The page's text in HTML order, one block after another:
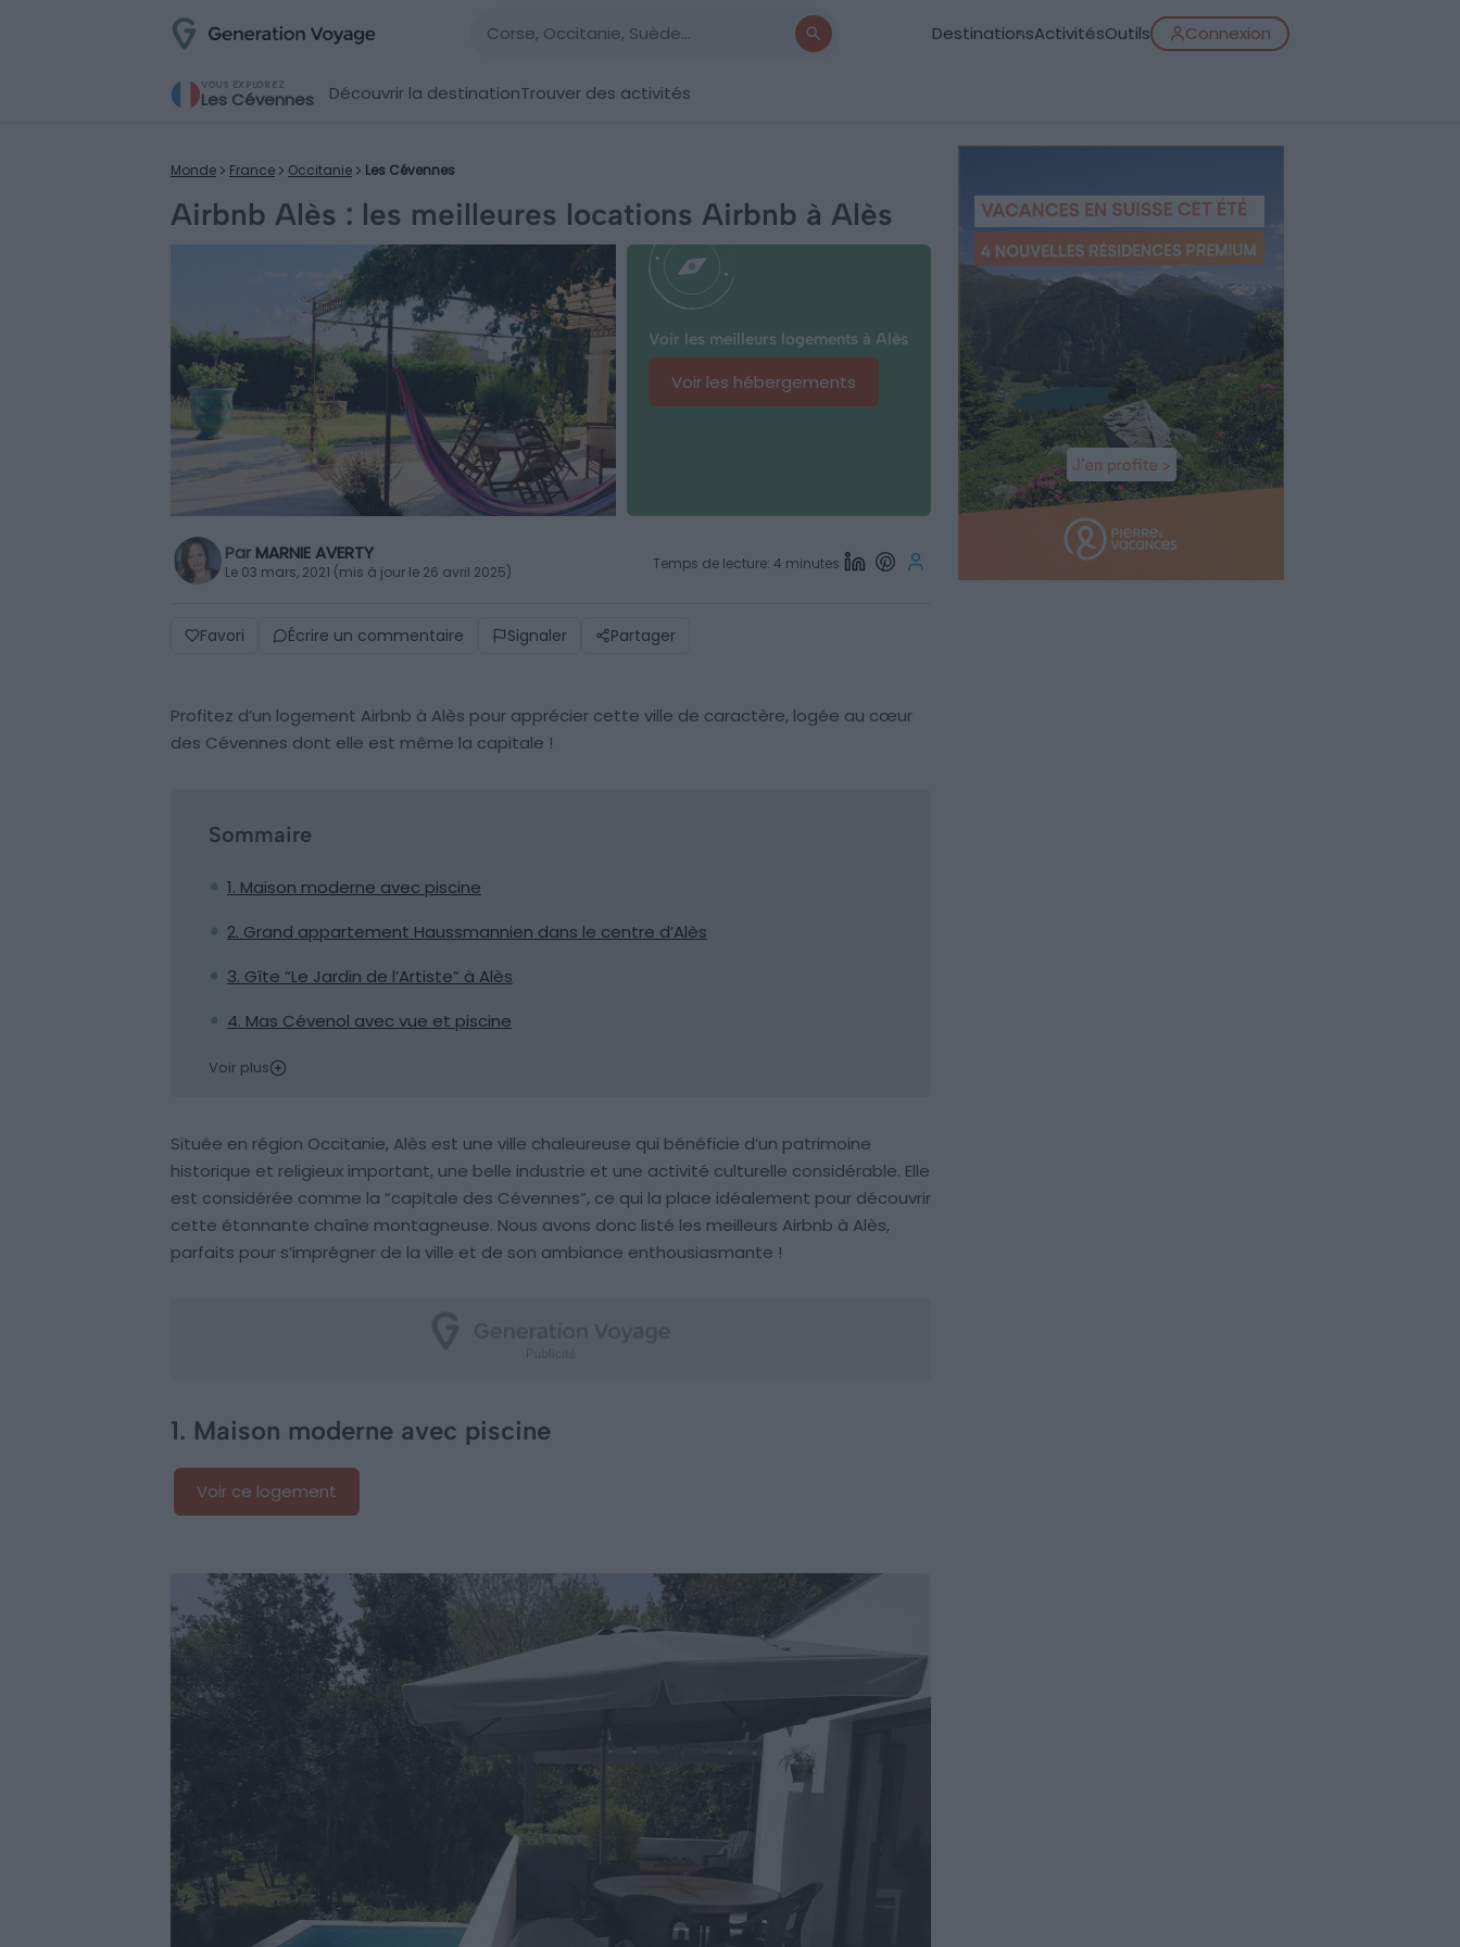
DestinationsActivitésOutils Connexion
VOUS EXPLOREZ
Les Cévennes Découvrir la destinationTrouver des activités
Monde France Occitanie Les Cévennes
Airbnb Alès : les meilleures locations Airbnb à Alès
Voir les meilleurs logements à Alès
Voir les hébergements
Par MARNIE AVERTY
Le 03 mars, 2021 (mis à jour le 26 avril 2025) Temps de lecture: 4 minutes
Favori Écrire un commentaire Signaler Partager
Profitez d’un logement Airbnb à Alès pour apprécier cette ville de caractère, logée au cœur
des Cévennes dont elle est même la capitale !
Sommaire
1. Maison moderne avec piscine
2. Grand appartement Haussmannien dans le centre d’Alès
3. Gîte “Le Jardin de l’Artiste” à Alès
4. Mas Cévenol avec vue et piscine
Voir plus
Située en région Occitanie, Alès est une ville chaleureuse qui bénéficie d’un patrimoine
historique et religieux important, une belle industrie et une activité culturelle considérable. Elle
est considérée comme la “capitale des Cévennes”, ce qui la place idéalement pour découvrir
cette étonnante chaîne montagneuse. Nous avons donc listé les meilleurs Airbnb à Alès,
parfaits pour s’imprégner de la ville et de son ambiance enthousiasmante !
1. Maison moderne avec piscine
Voir ce logement